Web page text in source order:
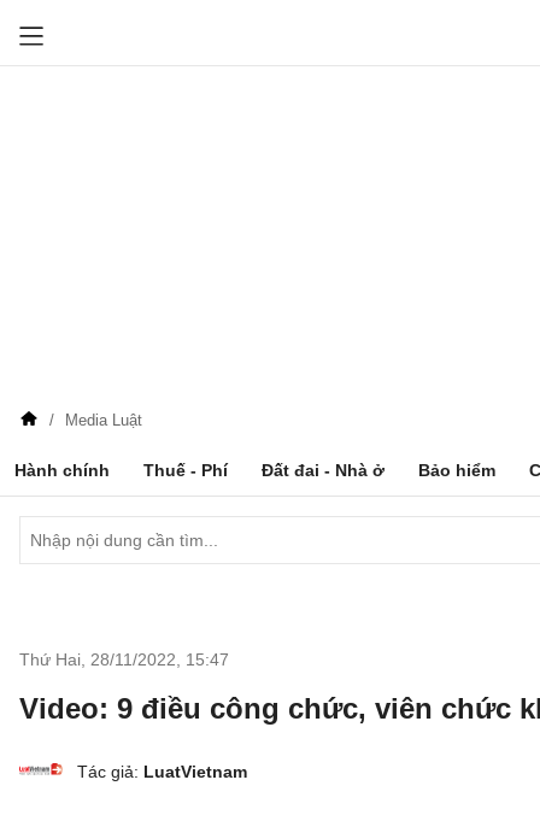
Media Luật
Hành chính Thuế - Phí Đất đai - Nhà ở Bảo hiểm
Thứ Hai, 28/11/2022 15:47
Video: 9 điều công chức, viên chức
Tác giả: LuatVietnam